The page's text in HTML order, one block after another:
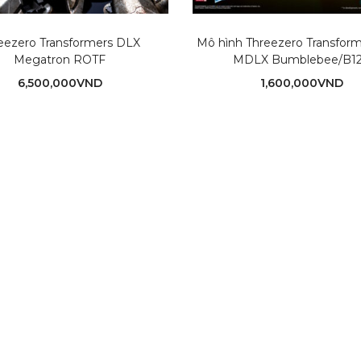
Transformers DLX
Megatron ROTF
6,500,000VND
Mô hình Threezero
MDLX Bumblebee/
1,600,000VND